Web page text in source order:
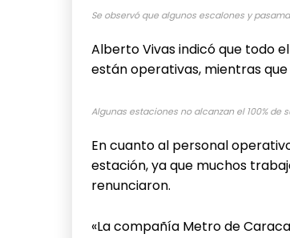
Se observó que algunos escalones y
Alberto Vivas indicó que todo
están operativas, mientras
Algunas estaciones no alcanzan el 100% de
En cuanto al personal
estación, ya que muchos
renunciaron.
«La compañía Metro de